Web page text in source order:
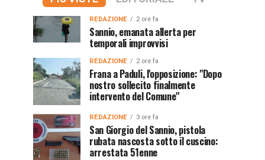
REDAZIONE 2 ore fa
Sannio, emanata allerta per
temporali improvvisi
REDAZIONE 2 ore fa
Frana a Paduli, l'opposizione: "Dopo
nostro sollecito finalmente
intervento del Comune"
REDAZIONE 3 ore fa
San Giorgio del Sannio, pistola
rubata nascosta sotto il cuscino:
arrestata 51enne